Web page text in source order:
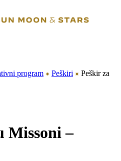
program Peškiri
Peškir za
Missoni –